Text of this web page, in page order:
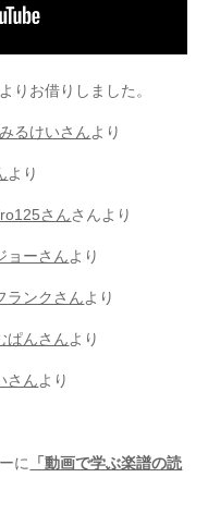
よりお借りしました。
るけいさんより
より
さんさんより
ョーさんより
ランクさんより
ぱんさんより
さんより
に 「動画で学ぶ楽譜の読